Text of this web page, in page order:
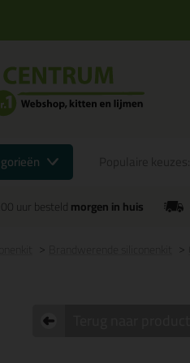
uur besteldmorgen in huis